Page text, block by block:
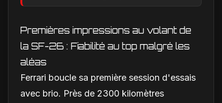
Premières impressions au volant de
la SF-26 : Fiabilité au top malgré les
aléas
Ferrari boucle sa première session d'essais
avec brio. Près de 2300 kilomètres